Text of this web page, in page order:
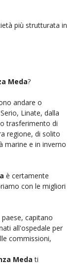
più strutturata in
Meda?
andare o
Linate, dalla
trasferimento di
regione, di solito
marine e in inverno
è certamente
con le migliori
capitano
all'ospedale per
commissioni,
Meda ti